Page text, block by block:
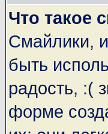
Что такое
Смайлики,
быть
радость, :(
форме